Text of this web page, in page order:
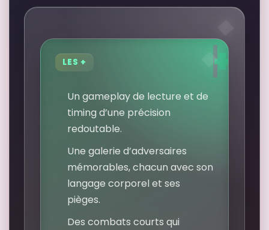
LES +
Un gameplay de lecture et de
timing d’une précision
redoutable.
Une galerie d’adversaires
mémorables, chacun avec son
langage corporel et ses
pièges.
Des combats courts qui